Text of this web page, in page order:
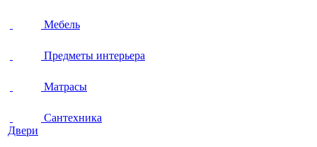
Мебель
Предметы интерьера
Матрасы
Сантехника
Двери